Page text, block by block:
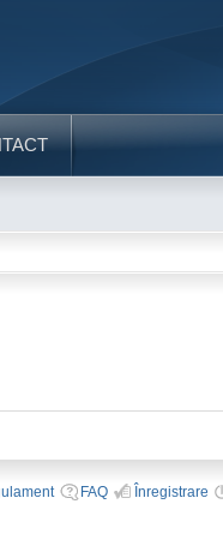
FAQ Înregistrare